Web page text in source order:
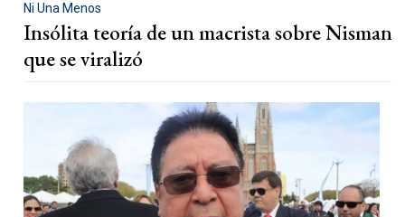
Ni Una Menos
Insólita teoría de un macrista sobre Nisman
que se viralizó